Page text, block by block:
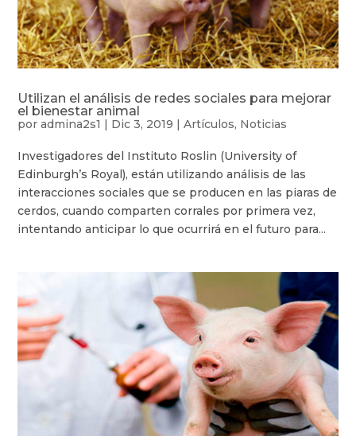
Utilizan el análisis de redes sociales para mejorar
el bienestar animal
poradmina2s1 | Dic 3, 2019 |Artículos, Noticias
Investigadores del Instituto Roslin (University of
Edinburgh’s Royal), están utilizando análisis de las
interacciones sociales que se producen en las piaras de
cerdos, cuando comparten corrales por primera vez,
intentando anticipar lo que ocurrirá en el futuro para...